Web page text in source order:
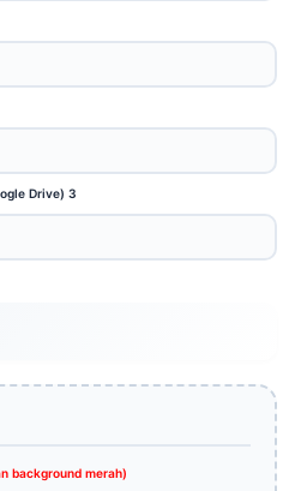
Drive) 3
background merah)